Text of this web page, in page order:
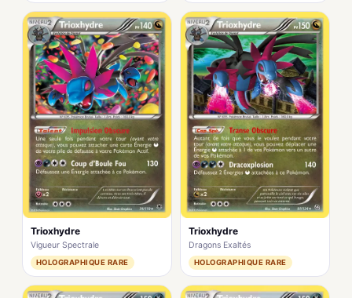
Trioxhydre
Vigueur Spectrale
HOLOGRAPHIQUE RARE
Trioxhydre
Dragons Exaltés
HOLOGRAPHIQUE RARE